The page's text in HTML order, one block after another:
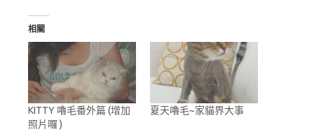
相關
KITTY 嚕毛番外篇 (增加
照片囉 )
夏天嚕毛~家貓界大事